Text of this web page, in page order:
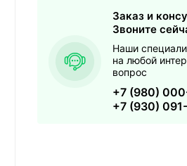
Заказ и
Звоните
Наши
на любой
вопрос
+7 (980)
+7 (930)